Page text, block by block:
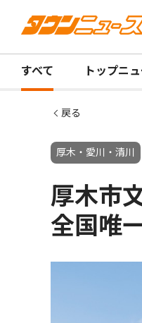
すべて トップニ
戻る
厚木・愛川・清川
厚木市
全国唯